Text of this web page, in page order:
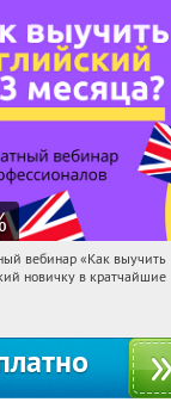
Получили:16
вебинар «Как выучить
новичку в кратчайшие